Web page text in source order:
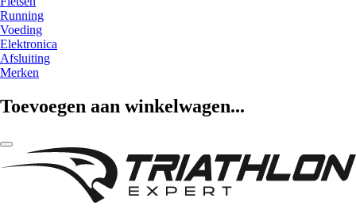
Running
Voeding
Elektronica
Afsluiting
Merken
Toevoegen aan winkelwagen...